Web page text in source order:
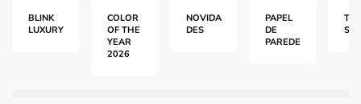
BLINK
LUXURY
COLOR
OF THE
YEAR
2026
NOVIDA
DES
PAPEL
DE
PAREDE
S